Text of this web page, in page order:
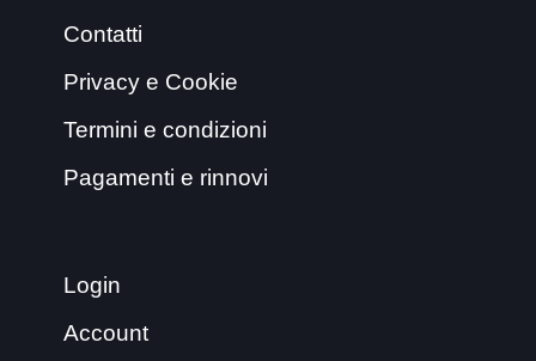
Contatti
Privacy e Cookie
Termini e condizioni
Pagamenti e rinnovi
Login
Account